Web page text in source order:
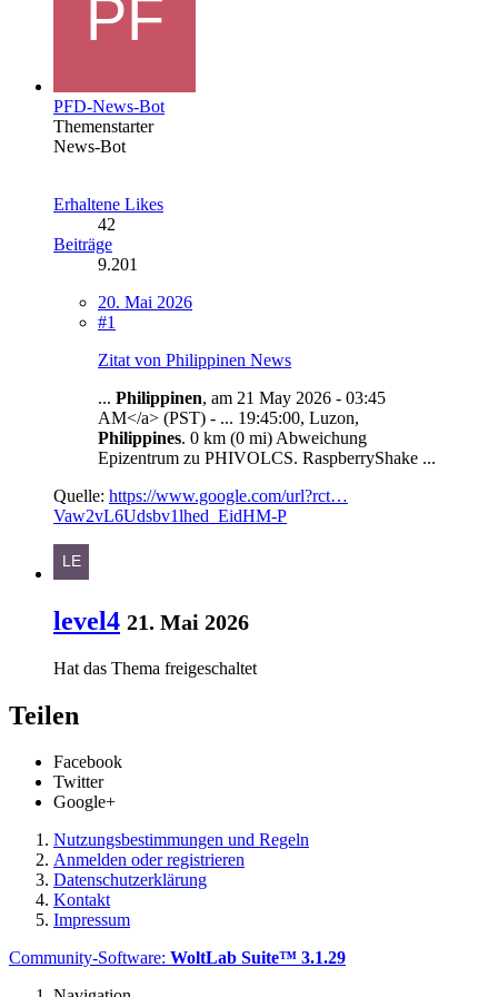
PFD-News-Bot
Themenstarter
News-Bot
Erhaltene Likes
42
Beiträge
9.201
20. Mai 2026
#1
Zitat von Philippinen News
... Philippinen, am 21 May 2026 - 03:45
AM</a> (PST) - ... 19:45:00, Luzon,
Philippines. 0 km (0 mi) Abweichung
Epizentrum zu PHIVOLCS. RaspberryShake ...
Quelle: https://www.google.com/url?rct…
Vaw2vL6Udsbv1lhed_EidHM-P
level4 21. Mai 2026
Hat das Thema freigeschaltet
Teilen
Facebook
Twitter
Google+
Nutzungsbestimmungen und Regeln
Anmelden oder registrieren
Datenschutzerklärung
Kontakt
Impressum
Community-Software: WoltLab Suite™ 3.1.29